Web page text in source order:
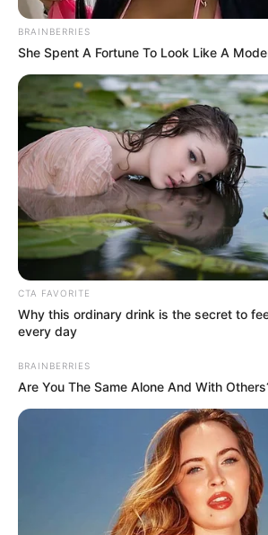
BRAINBERRIES
She Spent A Fortune To Look Like A
CTA FAVORITE
Why this ordinary drink is the secret to
every day
BRAINBERRIES
Are You The Same Alone And With